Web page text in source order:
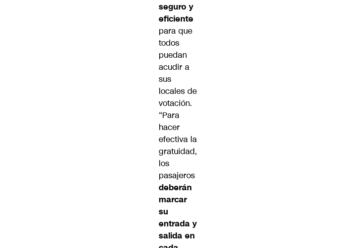
seguro y
eficiente
para que
todos
puedan
acudir a
sus
locales de
votación.
“Para
hacer
efectiva la
gratuidad,
los
pasajeros
deberán
marcar
su
entrada y
salida en